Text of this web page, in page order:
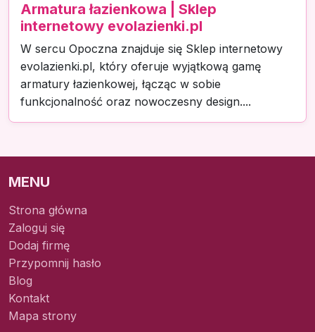
Armatura łazienkowa | Sklep
internetowy evolazienki.pl
W sercu Opoczna znajduje się Sklep internetowy
evolazienki.pl, który oferuje wyjątkową gamę
armatury łazienkowej, łącząc w sobie
funkcjonalność oraz nowoczesny design....
MENU
Strona główna
Zaloguj się
Dodaj firmę
Przypomnij hasło
Blog
Kontakt
Mapa strony